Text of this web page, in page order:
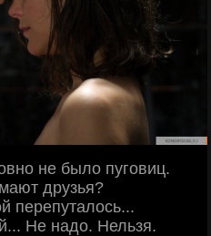
не было пуговиц.
друзья?
перепуталось...
Не надо. Нельзя.